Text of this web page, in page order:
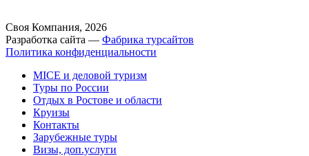
Своя Компания, 2026
Разработка сайта — Фабрика турсайтов
Политика конфиденциальности
MICE и деловой туризм
Туры по России
Отдых в Ростове и области
Круизы
Контакты
Зарубежные туры
Визы, доп.услуги